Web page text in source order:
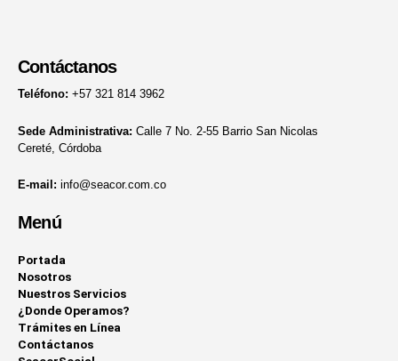
Contáctanos
Teléfono: +57 321 814 3962
Sede Administrativa: Calle 7 No. 2-55 Barrio San Nicolas
Cereté, Córdoba
E-mail: info@seacor.com.co
Menú
Portada
Nosotros
Nuestros Servicios
¿Donde Operamos?
Trámites en Línea
Contáctanos